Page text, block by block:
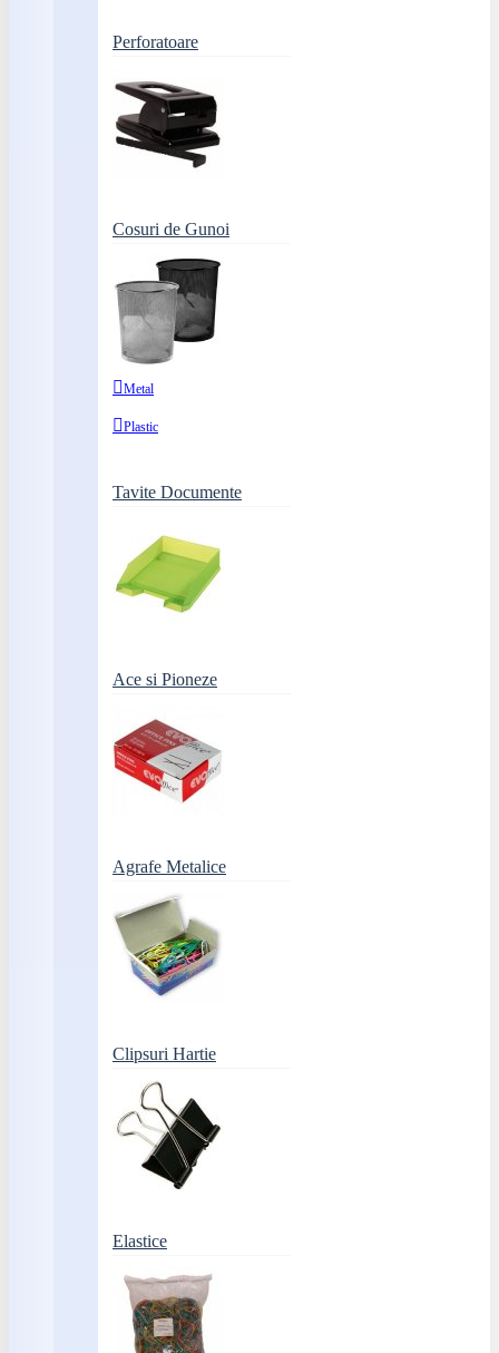
Perforatoare
Cosuri de Gunoi
Metal
Plastic
Tavite Documente
Ace si Pioneze
Agrafe Metalice
Clipsuri Hartie
Elastice